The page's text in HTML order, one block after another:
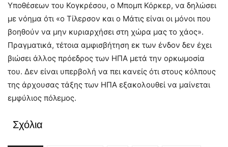
Υποθέσεων του Κογκρέσου, ο Μπομπ Κόρκερ, να δηλώσει
με νόημα ότι «ο Τίλερσον και ο Μάτις είναι οι μόνοι που
βοηθούν να μην κυριαρχήσει στη χώρα μας το χάος».
Πραγματικά, τέτοια αμφισβήτηση εκ των ένδον δεν έχει
βιώσει άλλος πρόεδρος των ΗΠΑ μετά την ορκωμοσία
του. Δεν είναι υπερβολή να πει κανείς ότι στους κόλπους
της άρχουσας τάξης των ΗΠΑ εξακολουθεί να μαίνεται
εμφύλιος πόλεμος.
Σχόλια